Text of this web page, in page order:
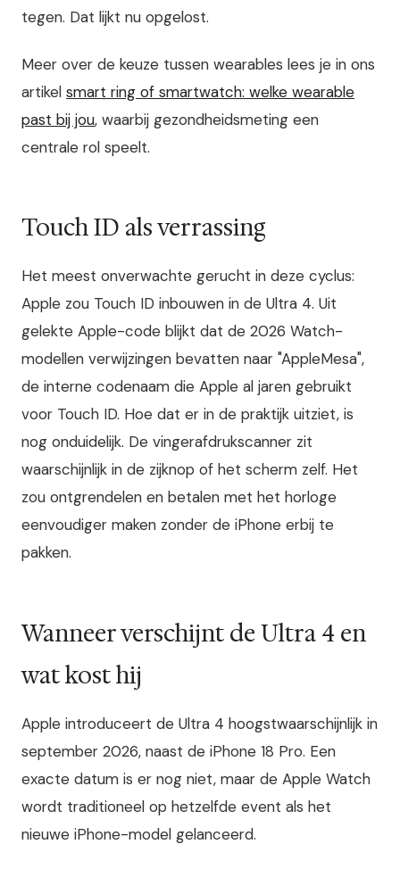
tegen. Dat lijkt nu opgelost.
Meer over de keuze tussen wearables lees je in ons
artikel smart ring of smartwatch: welke wearable
past bij jou, waarbij gezondheidsme­ting een
centrale rol speelt.
Touch ID als verrassing
Het meest onverwachte gerucht in deze cyclus:
Apple zou Touch ID inbouwen in de Ultra 4. Uit
gelekte Apple-code blijkt dat de 2026 Watch-
modellen verwijzingen bevatten naar "AppleMesa",
de interne codenaam die Apple al jaren gebruikt
voor Touch ID. Hoe dat er in de praktijk uitziet, is
nog onduidelijk. De vingerafdrukscanner zit
waarschijnlijk in de zijknop of het scherm zelf. Het
zou ontgrendelen en betalen met het horloge
eenvoudiger maken zonder de iPhone erbij te
pakken.
Wanneer verschijnt de Ultra 4 en
wat kost hij
Apple introduceert de Ultra 4 hoogstwaarschijnlijk in
september 2026, naast de iPhone 18 Pro. Een
exacte datum is er nog niet, maar de Apple Watch
wordt traditioneel op hetzelfde event als het
nieuwe iPhone-model gelanceerd.